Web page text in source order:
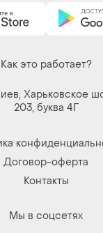
Как это работает?
Харьковское
203, буква 4Г
Договор-оферта
Контакты
Мы в соцсетях